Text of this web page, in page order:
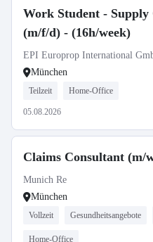
Work Student - Supply
(m/f/d) - (16h/week)
EPI Europrop International
München
Teilzeit Home-Office
05.08.2026
Claims Consultant (m/
Munich Re
München
Vollzeit Gesundheitsangebote
Home-Office